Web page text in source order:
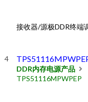
接收器/源极DDR终端
DDR内存电源产品
TPS51116MPWPEP